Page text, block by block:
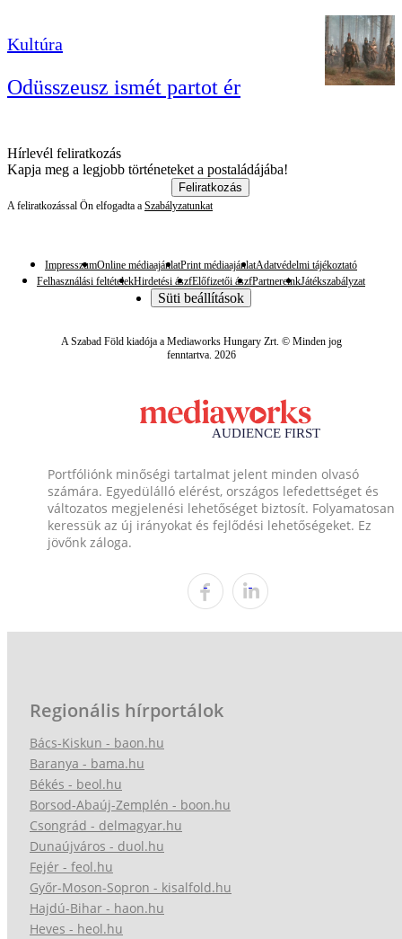
Kultúra
Odüsszeusz ismét partot ér
Hírlevél feliratkozás
Kapja meg a legjobb történeteket a postaládájába!
Feliratkozás
A feliratkozással Ön elfogadta a Szabályzatunkat
ImpresszumOnline médiaajánlatPrint médiaajánlatAdatvédelmi tájékoztató
Felhasználási feltételekHirdetési ászfElőfizetői ászfPartnereinkJátékszabályzat
Süti beállítások
A Szabad Föld kiadója a Mediaworks Hungary Zrt. © Minden jog
fenntartva. 2026
Portfóliónk minőségi tartalmat jelent minden olvasó
számára. Egyedülálló elérést, országos lefedettséget és
változatos megjelenési lehetőséget biztosít. Folyamatosan
keressük az új irányokat és fejlődési lehetőségeket. Ez
jövőnk záloga.
Regionális hírportálok
Bács-Kiskun - baon.hu
Baranya - bama.hu
Békés - beol.hu
Borsod-Abaúj-Zemplén - boon.hu
Csongrád - delmagyar.hu
Dunaújváros - duol.hu
Fejér - feol.hu
Győr-Moson-Sopron - kisalfold.hu
Hajdú-Bihar - haon.hu
Heves - heol.hu